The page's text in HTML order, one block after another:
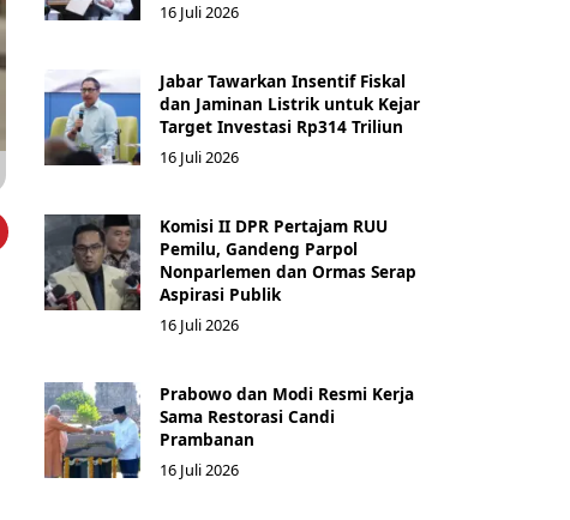
16 Juli 2026
Jabar Tawarkan Insentif Fiskal
dan Jaminan Listrik untuk Kejar
Target Investasi Rp314 Triliun
16 Juli 2026
Komisi II DPR Pertajam RUU
Pemilu, Gandeng Parpol
Nonparlemen dan Ormas Serap
Aspirasi Publik
16 Juli 2026
Prabowo dan Modi Resmi Kerja
Sama Restorasi Candi
Prambanan
16 Juli 2026